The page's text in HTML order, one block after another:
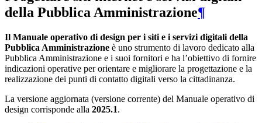
della Pubblica Amministrazione¶
Il Manuale operativo di design per i siti e i servizi digitali della
Pubblica Amministrazione è uno strumento di lavoro dedicato alla
Pubblica Amministrazione e i suoi fornitori e ha l’obiettivo di fornire
indicazioni operative per orientare e migliorare la progettazione e la
realizzazione dei punti di contatto digitali verso la cittadinanza.
La versione aggiornata (versione corrente) del Manuale operativo di
design corrisponde alla 2025.1.